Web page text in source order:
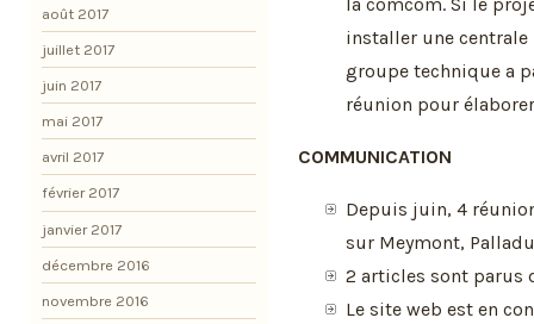
installer une
groupe technique a
réunion pour
COMMUNICATION
Depuis juin, 4
sur Meymont,
2 articles sont parus
Le site web est en
août 2017
juillet 2017
juin 2017
mai 2017
avril 2017
février 2017
janvier 2017
décembre 2016
novembre 2016